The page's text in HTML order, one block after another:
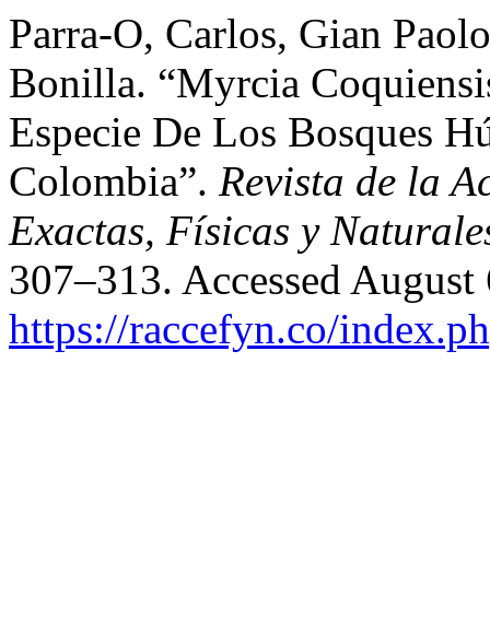
Parra-O, Carlos, Gian
Bonilla. “Myrcia
Especie De Los Bosques
Colombia”. Revista de la
Exactas, Físicas y
307–313. Accessed
https://raccefyn.co/